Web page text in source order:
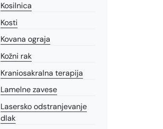
Kosilnica
Kosti
Kovana ograja
Kožni rak
Kraniosakralna terapija
Lamelne zavese
Lasersko odstranjevanje
dlak